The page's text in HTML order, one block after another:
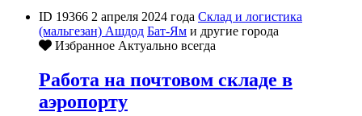
ID 19366 2 апреля 2024 года Склад и логистика
(мальгезан) Ашдод Бат-Ям и другие города
Избранное Актуально всегда
Работа на почтовом складе в
аэропорту